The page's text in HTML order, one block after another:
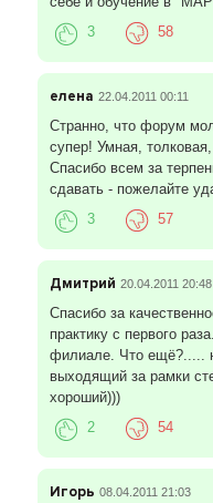
3 58
елена 22.04.2011 00:11
Странно, что форум
супер! Умная,
Спасибо всем за
сдавать - пожелайте
3 57
Дмитрий 20.04.2011 20:48
Спасибо за
практику с первого
филиале. Что ещё?.....
выходящий за рамки
хороший)))
2 54
Игорь 08.04.2011 21:03